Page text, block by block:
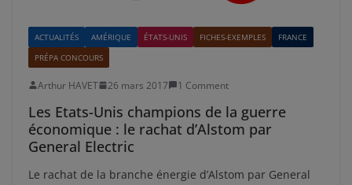
ACTUALITÉS AMÉRIQUE ÉTATS-UNIS FICHES-EXEMPLES
FRANCE
PRÉPA CONCOURS
Arthur HAVET 26 mars 2017 1 Comment
Les Etats-Unis champions de la guerre
économique : le rachat d’Alstom par
General Electric
Le rachat de la branche énergie d’Alstom par General